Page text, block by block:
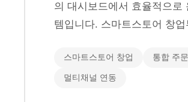
의 대시보드에서 효율적으로
템입니다. 스마트스토어 창
스마트스토어 창업 통합 주
멀티채널 연동